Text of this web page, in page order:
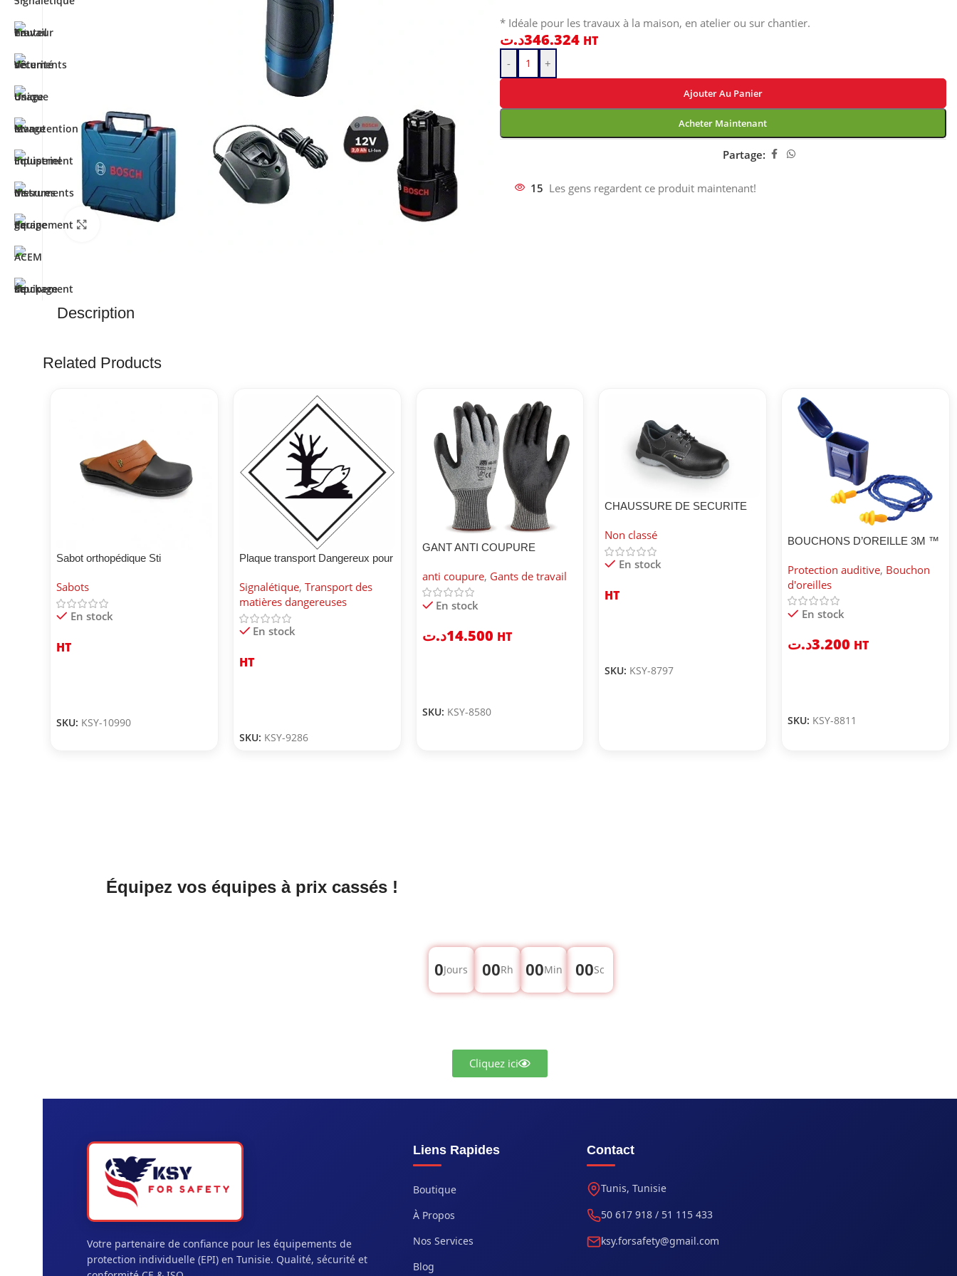
Cliquez pour agrandir
* Idéale pour les travaux à la maison, en atelier ou sur chantier.
346.324د.ت HT
- +
Ajouter Au Panier
Acheter Maintenant
Partage:
15 Les gens regardent ce produit maintenant!
Description
Related Products
Sabot orthopédique Sti
Sabots
En stock
HT
SKU: KSY-10990
Plaque transport Dangereux pour
Signalétique, Transport des
matières dangereuses
En stock
HT
SKU: KSY-9286
GANT ANTI COUPURE
anti coupure, Gants de travail
En stock
14.500د.ت HT
SKU: KSY-8580
CHAUSSURE DE SECURITE
Non classé
En stock
HT
SKU: KSY-8797
BOUCHONS D’OREILLE 3M ™
Protection auditive, Bouchon
d'oreilles
En stock
3.200د.ت HT
SKU: KSY-8811
Équipez vos équipes à prix cassés !
0Jours 00Rh 00Min 00Sc
Cliquez ici
Votre partenaire de confiance pour les équipements de
protection individuelle (EPI) en Tunisie. Qualité, sécurité et
Liens Rapides
Boutique
À Propos
Nos Services
Blog
Contact
Tunis, Tunisie
50 617 918 / 51 115 433
ksy.forsafety@gmail.com